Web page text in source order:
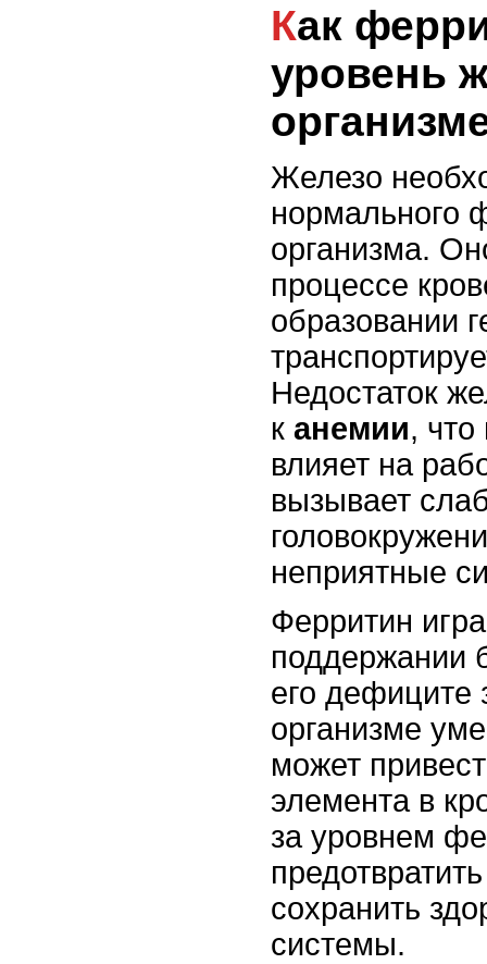
Как ферритин влияет на
уровень
Железо
нормального
организма.
процессе
образовании
Недостаток
к анемии,
влияет на
вызывает
неприятные
Ферритин
поддержании
его дефиците
организме
может
элемента в
за уровнем
сохранить
системы.